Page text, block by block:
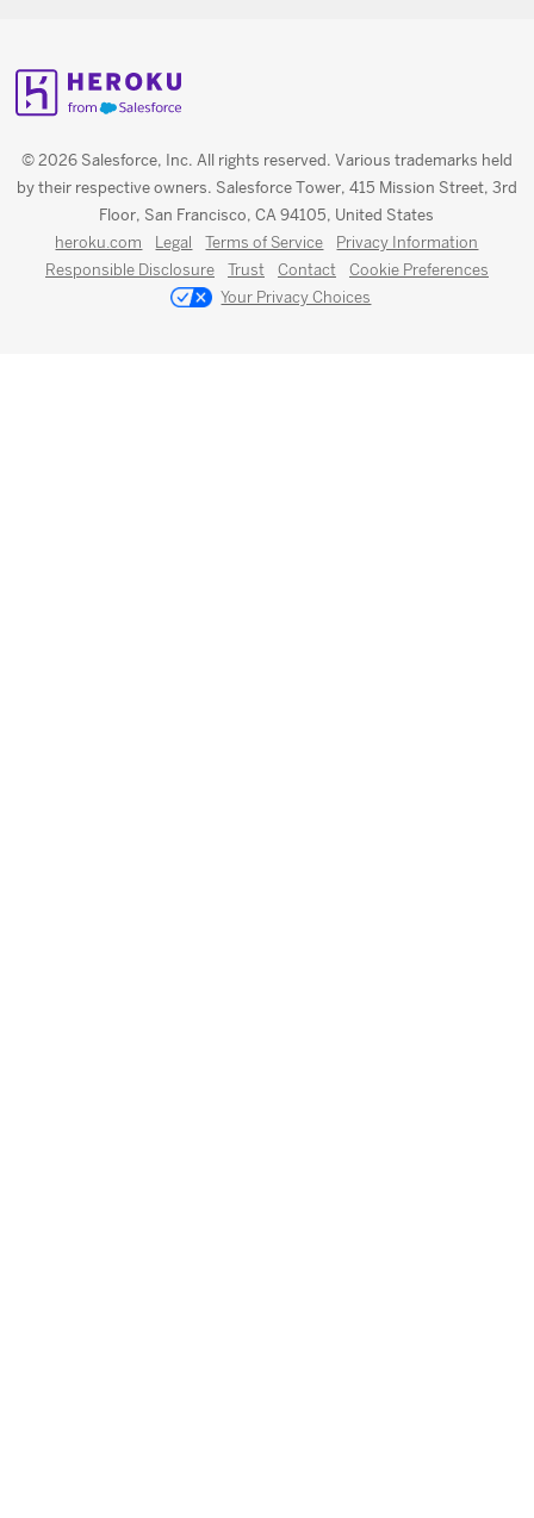
© 2026 Salesforce, Inc. All rights reserved. Various trademarks held
by their respective owners. Salesforce Tower, 415 Mission Street, 3rd
Floor, San Francisco, CA 94105, United States
heroku.com Legal Terms of Service
Privacy Information
Responsible Disclosure
Trust Contact
Cookie Preferences
Your Privacy Choices